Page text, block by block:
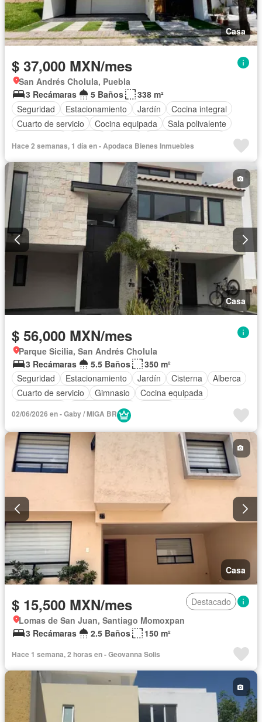
Casa
$ 37,000 MXN/mes
San Andrés Cholula, Puebla
3 Recámaras
5 Baños
338 m²
Seguridad
Estacionamiento Jardín
Cocina integral
Cuarto de servicio
Cocina equipada
Sala polivalente
Electricidad
Asador Permite mascotas Sin amueblar
Hace 2 semanas, 1 día en - Apodaca Bienes Inmuebles
Casa
$ 56,000 MXN/mes
Parque Sicilia, San Andrés Cholula
3 Recámaras
5.5 Baños
350 m²
Seguridad
Estacionamiento Jardín Cisterna
Alberca
Cuarto de servicio
Gimnasio
Cocina equipada
Sala polivalente
Aire acondicionado
Electricidad
Cuarto de Limpieza
Zonas verdes
Recámara con closet
Caseta de vigilancia
Completamente amueblado
02/06/2026 en - Gaby / MIGA BR
Casa
$ 15,500 MXN/mes
Destacado
Lomas de San Juan, Santiago Momoxpan
3 Recámaras
2.5 Baños 150 m²
Hace 1 semana, 2 horas en - Geovanna Solis